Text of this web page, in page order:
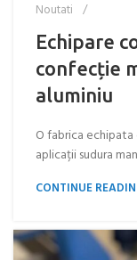
Noutati
Echipare
confecție
aluminiu
O fabrica
aplicații sudura
CONTINUE